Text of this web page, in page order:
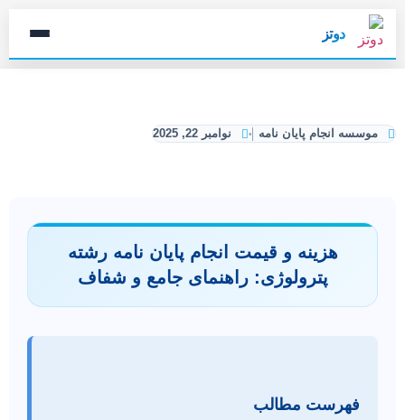
دوتز
موسسه انجام پایان نامه نوامبر 22, 2025
هزینه و قیمت انجام پایان نامه رشته
پترولوژی: راهنمای جامع و شفاف
فهرست مطالب